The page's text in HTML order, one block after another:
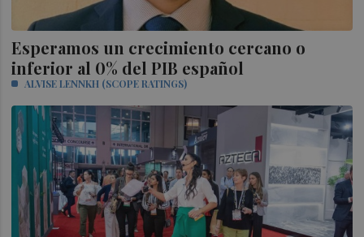
Esperamos un crecimiento cercano o
inferior al 0% del PIB español
ALVISE LENNKH (SCOPE RATINGS)